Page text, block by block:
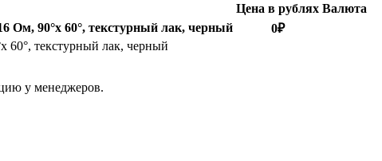
Цена в рублях Валюта
Ом, 90°x 60°, текстурный лак, черный 0₽
60°, текстурный лак, черный
у менеджеров.